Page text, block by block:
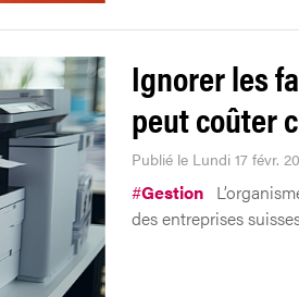
Ignorer les
peut coûter
Publié le Lundi 17 févr.
#Gestion
des entreprises